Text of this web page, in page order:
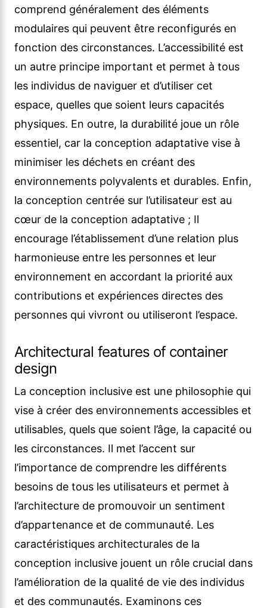
comprend généralement des éléments
modulaires qui peuvent être reconfigurés en
fonction des circonstances. L’accessibilité est
un autre principe important et permet à tous
les individus de naviguer et d’utiliser cet
espace, quelles que soient leurs capacités
physiques. En outre, la durabilité joue un rôle
essentiel, car la conception adaptative vise à
minimiser les déchets en créant des
environnements polyvalents et durables. Enfin,
la conception centrée sur l’utilisateur est au
cœur de la conception adaptative ; Il
encourage l’établissement d’une relation plus
harmonieuse entre les personnes et leur
environnement en accordant la priorité aux
contributions et expériences directes des
personnes qui vivront ou utiliseront l’espace.
Architectural features of container
design
La conception inclusive est une philosophie qui
vise à créer des environnements accessibles et
utilisables, quels que soient l’âge, la capacité ou
les circonstances. Il met l’accent sur
l’importance de comprendre les différents
besoins de tous les utilisateurs et permet à
l’architecture de promouvoir un sentiment
d’appartenance et de communauté. Les
caractéristiques architecturales de la
conception inclusive jouent un rôle crucial dans
l’amélioration de la qualité de vie des individus
et des communautés. Examinons ces